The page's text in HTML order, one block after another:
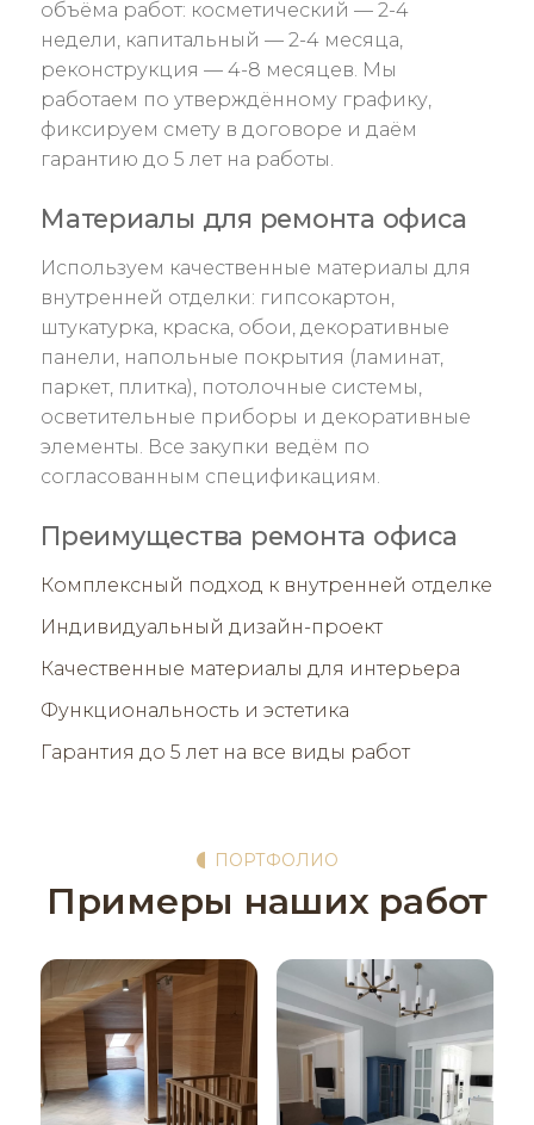
объёма работ: косметический — 2-4
недели, капитальный — 2-4 месяца,
реконструкция — 4-8 месяцев. Мы
работаем по утверждённому графику,
фиксируем смету в договоре и даём
гарантию до 5 лет на работы.
Материалы для ремонта офиса
Используем качественные материалы для
внутренней отделки: гипсокартон,
штукатурка, краска, обои, декоративные
панели, напольные покрытия (ламинат,
паркет, плитка), потолочные системы,
осветительные приборы и декоративные
элементы. Все закупки ведём по
согласованным спецификациям.
Преимущества ремонта офиса
Комплексный подход к внутренней отделке
Индивидуальный дизайн-проект
Качественные материалы для интерьера
Функциональность и эстетика
Гарантия до 5 лет на все виды работ
ПОРТФОЛИО
Примеры наших работ